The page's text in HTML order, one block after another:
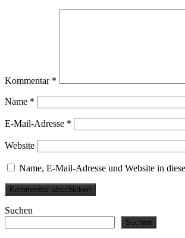
Kommentar *
Name *
E-Mail-Adresse *
Website
Name, E-Mail-Adresse und Website in
Suchen
Suchen